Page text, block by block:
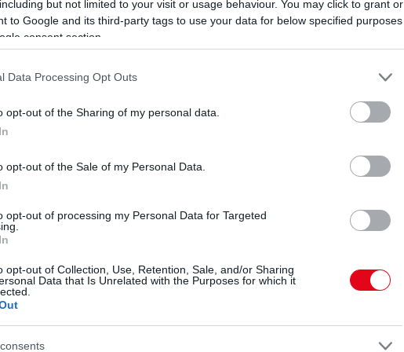
but not limited to your visit or usage behaviour. You may click to grant or
to Google and its third-party tags to use your data for below specified purposes
consent section.
Data Processing Opt Outs
opt-out of the Sharing of my personal data.
opt-out of the Sale of my Personal Data.
opt-out of processing my Personal Data for Targeted
opt-out of Collection, Use, Retention, Sale, and/or Sharing
Data that Is Unrelated with the Purposes for which it
már anyaszült meztelen
az arcára Kate
ledobott mindent